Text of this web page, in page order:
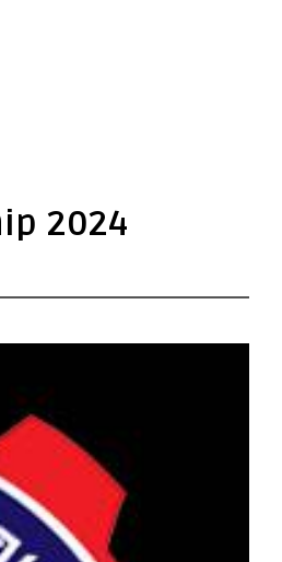
2024